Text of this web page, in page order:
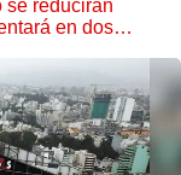
se reducirán
en dos